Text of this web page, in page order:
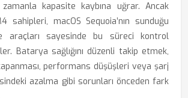
zamanla kapasite kaybına uğrar. Ancak
sahipleri, macOS Sequoia’nın sunduğu
araçları sayesinde bu süreci kontrol
Batarya sağlığını düzenli takip etmek,
performans düşüşleri veya şarj
azalma gibi sorunları önceden fark